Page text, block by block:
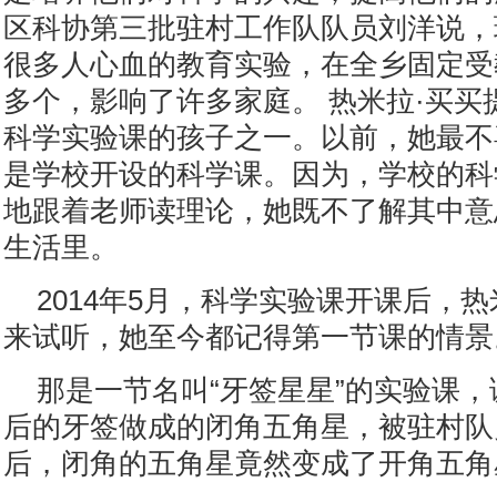
区科协第三批驻村工作队队员刘洋说
很多人心血的教育实验，在全乡固定
多个，影响了许多家庭。 热米拉·买买
科学实验课的孩子之一。以前，她最
是学校开设的科学课。因为，学校的
地跟着老师读理论，她既不了解其中
生活里。
2014年5月，科学实验课开课后，
来试听，她至今都记得第一节课的情
那是一节名叫“牙签星星”的实验课
后的牙签做成的闭角五角星，被驻村
后，闭角的五角星竟然变成了开角五